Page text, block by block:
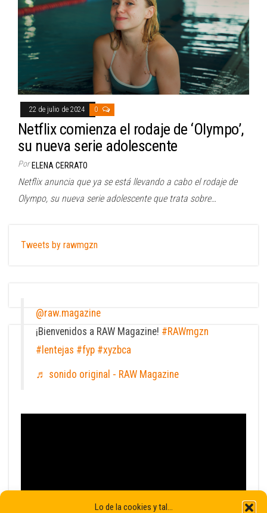
Lo de la cookies y tal...
22 de julio de 2024 0
Netflix comienza el rodaje de ‘Olympo’,
su nueva serie adolescente
Por ELENA CERRATO
Netflix anuncia que ya se está llevando a cabo el rodaje de
Olympo, su nueva serie adolescente que trata sobre…
Tweets by rawmgzn
@raw.magazine
¡Bienvenidos a RAW Magazine! #RAWmgzn
#lentejas #fyp #xyzbca
♬ sonido original - RAW Magazine